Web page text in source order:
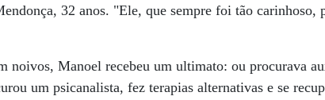
32 anos. "Ele, que sempre foi tão carinhoso,
noivos, Manoel recebeu um ultimato: ou procurava
um psicanalista, fez terapias alternativas e se